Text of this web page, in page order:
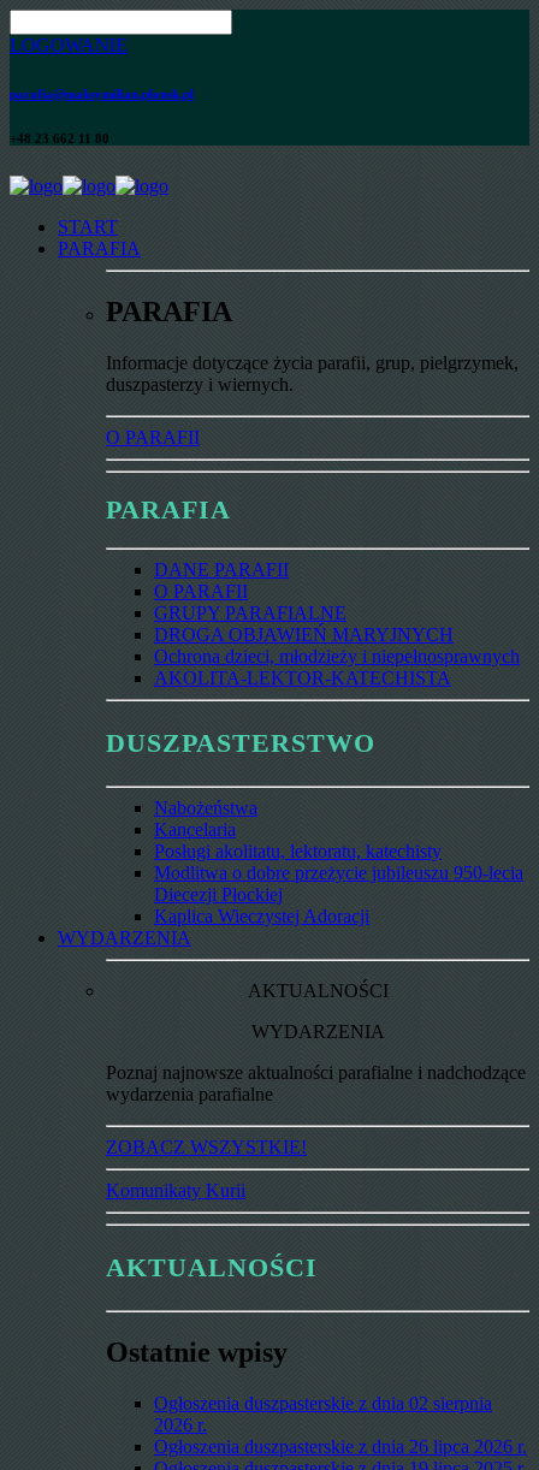
LOGOWANIE
parafia@maksymilian.plonsk.pl
+48 23 662 11 80
START
PARAFIA
PARAFIA
Informacje dotyczące życia parafii, grup, pielgrzymek,
duszpasterzy i wiernych.
O PARAFII
PARAFIA
DANE PARAFII
O PARAFII
GRUPY PARAFIALNE
DROGA OBJAWIEŃ MARYJNYCH
Ochrona dzieci, młodzieży i niepełnosprawnych
AKOLITA-LEKTOR-KATECHISTA
DUSZPASTERSTWO
Nabożeństwa
Kancelaria
Posługi akolitatu, lektoratu, katechisty
Modlitwa o dobre przeżycie jubileuszu 950-lecia
Diecezji Płockiej
Kaplica Wieczystej Adoracji
WYDARZENIA
AKTUALNOŚCI
WYDARZENIA
Poznaj najnowsze aktualności parafialne i nadchodzące
wydarzenia parafialne
ZOBACZ WSZYSTKIE!
Komunikaty Kurii
AKTUALNOŚCI
Ostatnie wpisy
Ogłoszenia duszpasterskie z dnia 02 sierpnia
2026 r.
Ogłoszenia duszpasterskie z dnia 26 lipca 2026 r.